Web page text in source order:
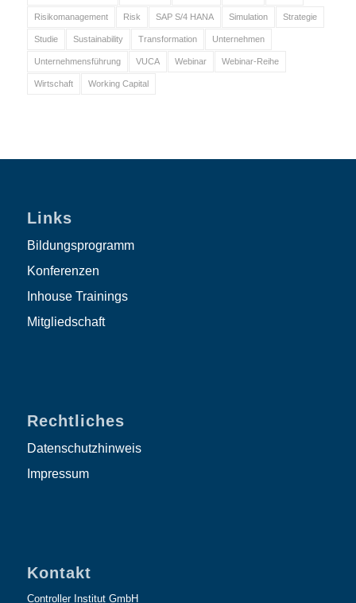
Risikomanagement Risk SAP S/4 HANA Simulation Strategie
Studie Sustainability Transformation Unternehmen
Unternehmensführung VUCA Webinar Webinar-Reihe
Wirtschaft Working Capital
Links
Bildungsprogramm
Konferenzen
Inhouse Trainings
Mitgliedschaft
Rechtliches
Datenschutzhinweis
Impressum
Kontakt
Controller Institut GmbH